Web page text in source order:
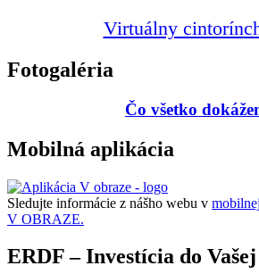
Virtuálny cintorín
Fotogaléria
Čo všetko
Mobilná aplikácia
Sledujte informácie z nášho webu v
V OBRAZE.
ERDF – Investícia do